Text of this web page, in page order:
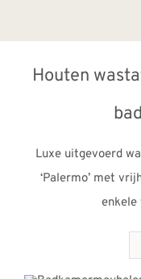
Houten
Luxe uitgevoerd
‘Palermo’ met
enkele